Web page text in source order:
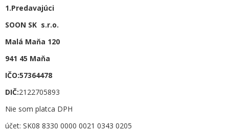
1.Predavajúci
SOON SK s.r.o.
Malá Maňa 120
941 45 Maňa
IČO:57364478
DIČ:2122705893
Nie som platca DPH
účet: SK08 8330 0000 0021 0343 0205